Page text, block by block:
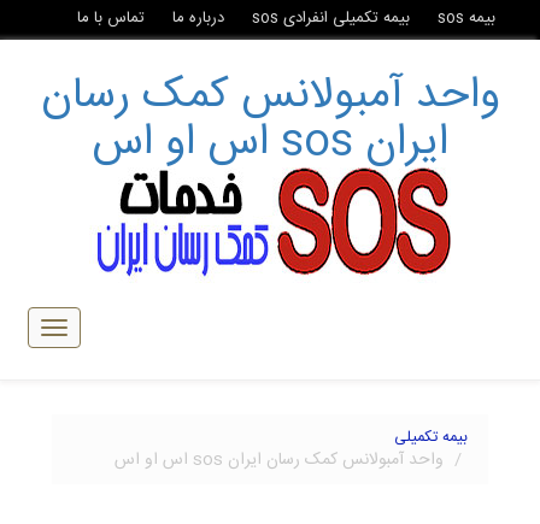
بیمه sos بیمه تکمیلی انفرادی sos درباره ما تماس با ما
واحد آمبولانس کمک رسان
ایران sos اس او اس
تبدیل
ناوبری
بیمه تکمیلی
واحد آمبولانس کمک رسان ایران sos اس او اس